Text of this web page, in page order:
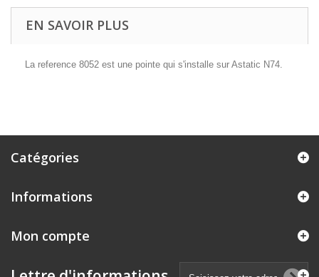
EN SAVOIR PLUS
La reference 8052 est une pointe qui s'installe sur Astatic N74.
Catégories
Informations
Mon compte